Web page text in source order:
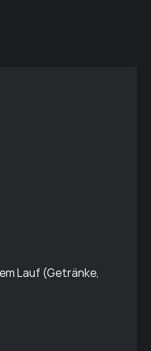
Lauf (Getränke,